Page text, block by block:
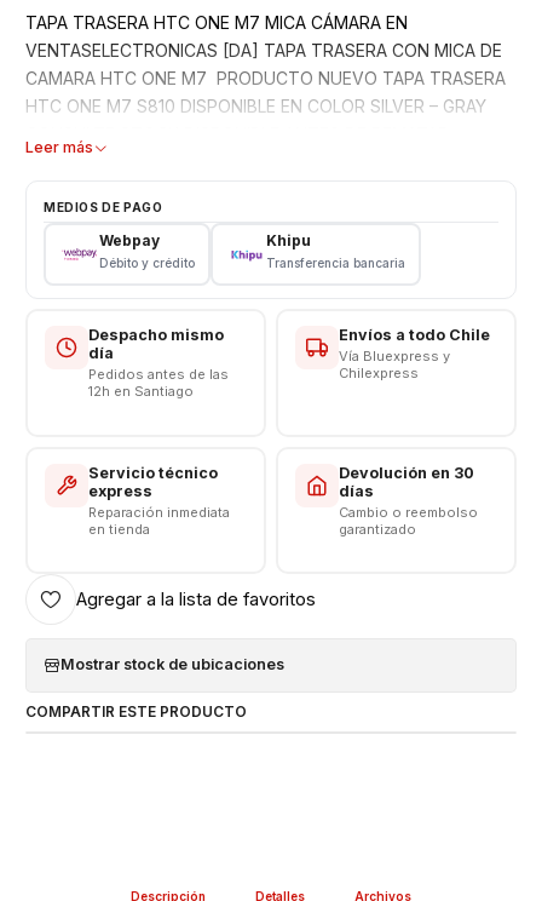
TAPA TRASERA HTC ONE M7 MICA CÁMARA EN
VENTASELECTRONICAS [DA] TAPA TRASERA CON MICA DE
CAMARA HTC ONE M7 PRODUCTO NUEVO TAPA TRASERA
HTC ONE M7 S810 DISPONIBLE EN COLOR SILVER – GRAY
Leer más
MEDIOS DE PAGO
Webpay
Débito y crédito
Khipu
Transferencia bancaria
Despacho mismo
día
Pedidos antes de las
12h en Santiago
Envíos a todo Chile
Vía Bluexpress y
Chilexpress
Servicio técnico
express
Reparación inmediata
en tienda
Devolución en 30
días
Cambio o reembolso
garantizado
Agregar a la lista de favoritos
Mostrar stock de ubicaciones
COMPARTIR ESTE PRODUCTO
Descripción Detalles Archivos